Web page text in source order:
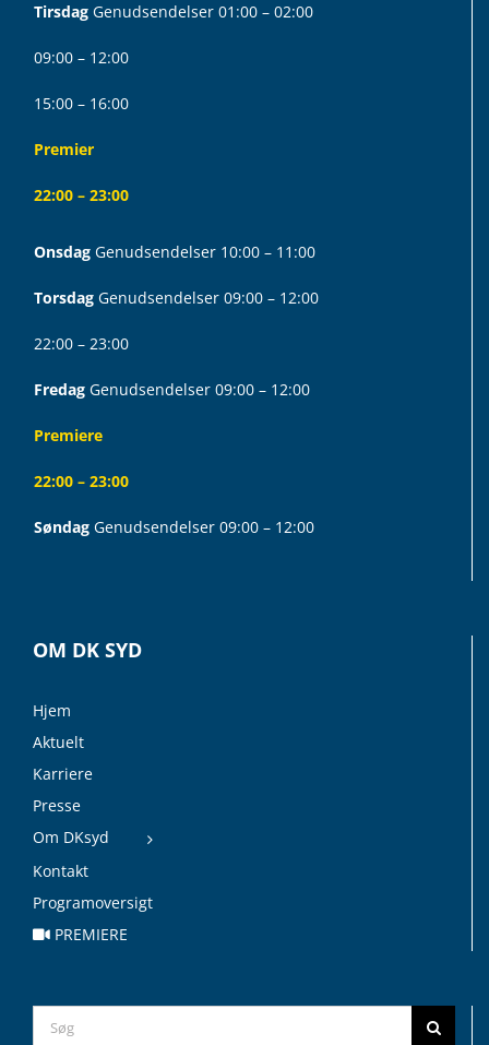
Tirsdag Genudsendelser 01:00 – 02:00
09:00 – 12:00
15:00 – 16:00
Premier
22:00 – 23:00
Onsdag Genudsendelser 10:00 – 11:00
Torsdag Genudsendelser 09:00 – 12:00
22:00 – 23:00
Fredag Genudsendelser 09:00 – 12:00
Premiere
22:00 – 23:00
Søndag Genudsendelser 09:00 – 12:00
OM DK SYD
Hjem
Aktuelt
Karriere
Presse
Om DKsyd
Kontakt
Programoversigt
PREMIERE
Search